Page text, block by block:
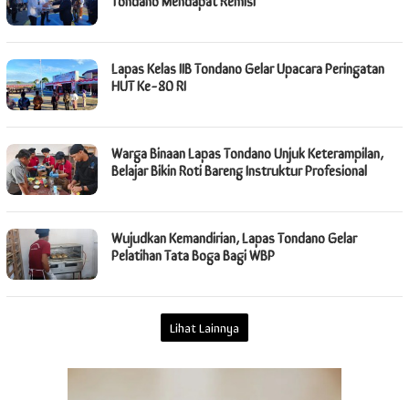
Lapas Kelas IIB Tondano Gelar Upacara Peringatan
HUT Ke-80 RI
Warga Binaan Lapas Tondano Unjuk Keterampilan,
Belajar Bikin Roti Bareng Instruktur Profesional
Wujudkan Kemandirian, Lapas Tondano Gelar
Pelatihan Tata Boga Bagi WBP
Lihat Lainnya